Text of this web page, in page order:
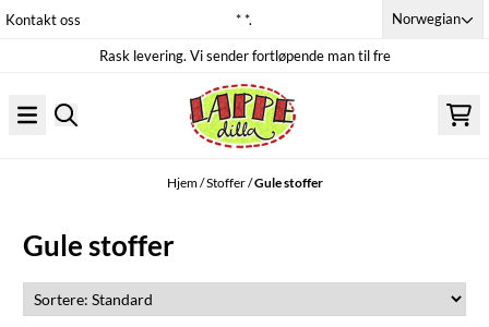
Hopp til innhold
Kontakt oss * *. Norwegian
Rask levering. Vi sender fortløpende man til fre
Hjem/Stoffer/Gule stoffer
Gule stoffer